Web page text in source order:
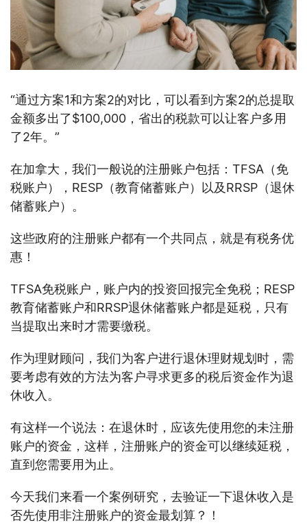
“通过方案1和方案2的对比，可以看到方案2的总提取
金额多出了$100,000，省出的税款可以让客户多用
了2年。”
在加拿大，我们一般说的注册账户包括：TFSA（免
税账户），RESP（教育储蓄账户）以及RRSP（退休
储蓄账户）。
这些政府的注册账户都有一个共同点，就是有税务优
惠！
TFSA免税账户，账户内的投资回报完全免税；RESP
教育储蓄账户和RRSP退休储蓄账户都是延税，只有
当提取出来时才需要缴税。
作为理财顾问，我们为客户进行退休理财规划时，需
要考虑有效的方法为客户寻求更多的税后资金作为退
休收入。
有这样一个说法：在退休时，应该先使用您的未注册
账户的资金，这样，注册账户的资金可以继续延税，
直到您需要用为止。
今天我们来看一个案例研究，去验证一下退休收入是
否先使用非注册账户的资金最划算？！